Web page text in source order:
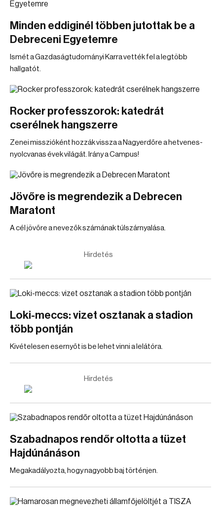
Minden eddiginél többen jutottak be a
Debreceni Egyetemre
Ismét a Gazdaságtudományi Karra vették fel a legtöbb
hallgatót.
Rocker professzorok: katedrát
cserélnek hangszerre
Zenei misszióként hozzák vissza a Nagyerdőre a hetvenes-
nyolcvanas évek világát. Irány a Campus!
Jövőre is megrendezik a Debrecen
Maratont
A cél jövőre a nevezők számának túlszárnyalása.
Hirdetés
Loki-meccs: vizet osztanak a stadion
több pontján
Kivételesen esernyőt is be lehet vinni a lelátóra.
Hirdetés
Szabadnapos rendőr oltotta a tüzet
Hajdúnánáson
Megakadályozta, hogy nagyobb baj történjen.